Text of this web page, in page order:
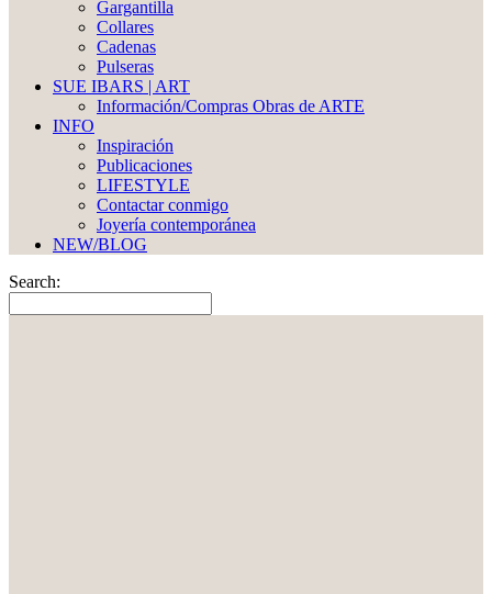
Gargantilla
Collares
Cadenas
Pulseras
SUE IBARS | ART
Información/Compras Obras de ARTE
INFO
Inspiración
Publicaciones
LIFESTYLE
Contactar conmigo
Joyería contemporánea
NEW/BLOG
Search: